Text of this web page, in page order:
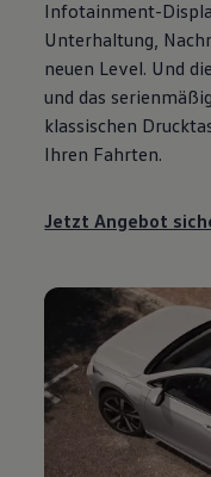
Handy
Über Ihr Auto
Digitale
Familie
Pannen- und
Volkswagen
Infotainment-
Unterhaltung,
neuen Level. Und
und das
klassischen
Ihren Fahrten.
Jetzt Angebot